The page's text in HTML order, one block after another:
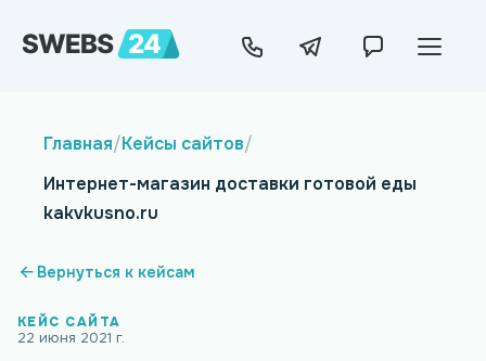
Главная/Кейсы сайтов/
Интернет-магазин доставки готовой еды
kakvkusno.ru
Вернуться к кейсам
КЕЙС САЙТА
22 июня 2021 г.